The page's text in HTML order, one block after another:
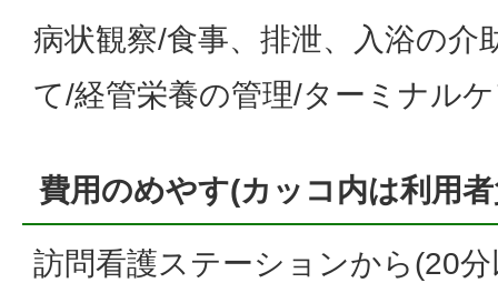
病状観察/食事、排泄、入浴の介
て/経管栄養の管理/ターミナル
費用のめやす(カッコ内は利用
訪問看護ステーションから(20